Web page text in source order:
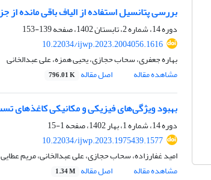
بررسی پتانسیل استفاده از الیاف باقی مانده
دوره 14، شماره 2، تابستان 1402، صفحه
139-153
10.22034/ijwp.2023.2004056.1616
بهاره جعفری، سحاب حجازی، یحیی همزه، علی عبدالخانی
مشاهده مقاله
اصل مقاله 796.01 K
بهبود ویژگی‌های فیزیکی و مکانیکی کاغذهای
دوره 14، شماره 1، بهار 1402، صفحه
1-15
10.22034/ijwp.2023.1975439.1577
امید غفارزاده، سحاب حجازی، علی عبدالخانی، مریم
مشاهده مقاله
اصل مقاله 1.34 M